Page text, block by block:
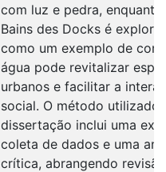
com luz e pedra, enquanto
Bains des Docks é
como um exemplo de
água pode revitalizar
urbanos e facilitar a
social. O método utilizado
dissertação inclui uma
coleta de dados e uma
crítica, abrangendo